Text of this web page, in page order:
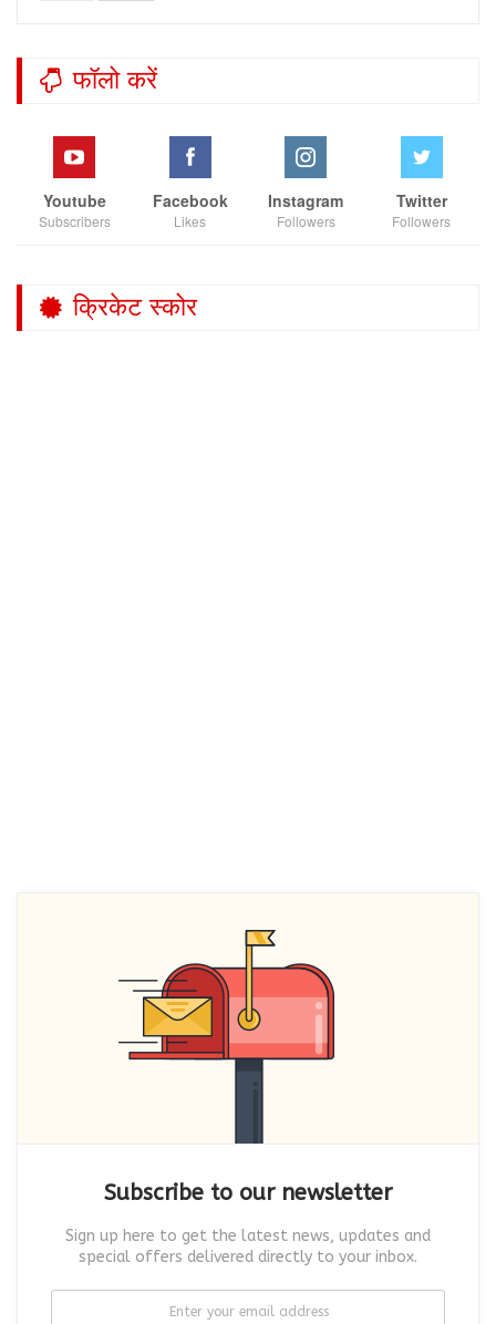
फॉलो करें
Youtube
Subscribers
Facebook
Likes
Instagram
Followers
Twitter
Followers
क्रिकेट स्कोर
Subscribe to our newsletter
Sign up here to get the latest news, updates and
special offers delivered directly to your inbox.